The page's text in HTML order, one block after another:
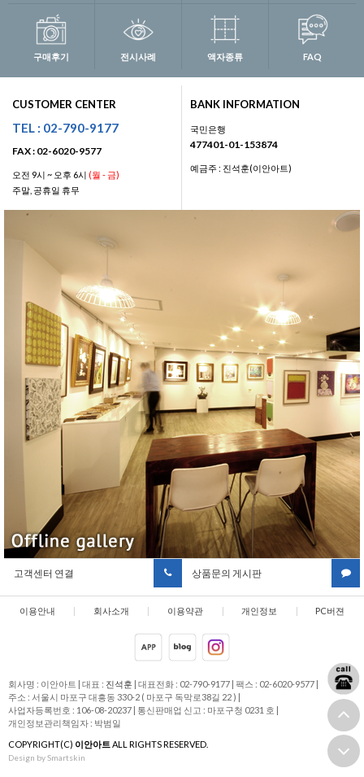
구매후기 전시사례 액자종류 FAQ
CUSTOMER CENTER
TEL : 02-790-9177
FAX : 02-6020-9577
오전 9시 ~ 오후 6시 (월 - 금)
주말, 공휴일 휴무
BANK INFORMATION
국민은행
477401-01-153874
예금주 : 진석훈(이안아트)
고객센터 연결 상품문의 게시판
이용안내 | 회사소개 | 이용약관 | 개인정보 | PC버젼
회사명 : 이안아트 | 대표 : 진석훈 | 대표전화 : 02-790-9177 | 팩스 : 02-6020-9577 |
주소 : 서울시 마포구 대흥동 330-2 ( 마포구 독막로38길 22 ) |
사업자등록번호 : 106-08-20237 | 통신판매업 신고 : 마포구청 0231 호 |
개인정보관리책임자 : 박범일
COPYRIGHT(C) 이안아트 ALL RIGHTS RESERVED.